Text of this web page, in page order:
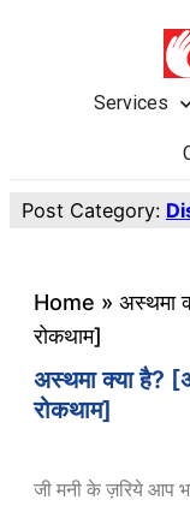
Services
Post Category:
Home » अस्थमा
रोकथाम]
अस्थमा क्या है?
रोकथाम]
जी मनी के ज़रिये आप